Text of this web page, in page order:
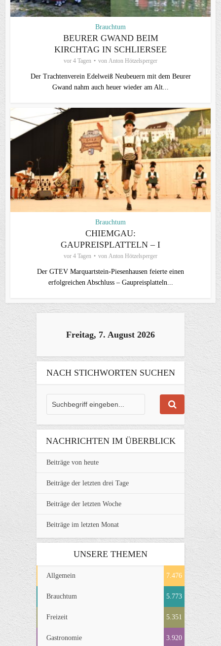
Brauchtum
BEURER GWAND BEIM
KIRCHTAG IN SCHLIERSEE
vor 4 Tagen von Anton Hötzelsperger
Der Trachtenverein Edelweiß Neubeuern mit dem Beurer
Gwand nahm auch heuer wieder am Alt...
Brauchtum
CHIEMGAU:
GAUPREISPLATTELN – I
vor 4 Tagen von Anton Hötzelsperger
Der GTEV Marquartstein-Piesenhausen feierte einen
erfolgreichen Abschluss – Gaupreisplatteln...
Freitag, 7. August 2026
NACH STICHWORTEN SUCHEN
NACHRICHTEN IM ÜBERBLICK
Beiträge von heute
Beiträge der letzten drei Tage
Beiträge der letzten Woche
Beiträge im letzten Monat
UNSERE THEMEN
Allgemein 7.476
Brauchtum 5.773
Freizeit 5.351
Gastronomie 3.920